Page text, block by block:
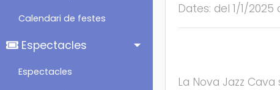
Calendari de festes
Espectacles
Espectacles
Dates: del 1/1/2025
La Nova Jazz